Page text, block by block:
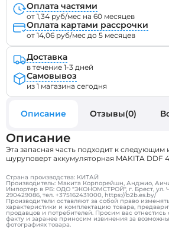
Описание Отзывы(0)
Описание
Эта запасная часть подходит к следующим
шуруповерт аккумуляторная MAKITA DDF
Страна производства: КИТАЙ
Производитель: Макита Корпорейшн, Анджио,
Импортер в РБ: ОДО "ЭКОНОМСТРОЙ", г. Брест, ул.
290429086, тел. +375162431000, https://b2b.es.by/
Производители оставляют за собой право
характеристики и комплектацию товара,
продавцов и потребителей. Просим вас
факту и заранее приносим извинения за
фотографиях товара.
Оплата частями
от 1,34 руб/мес на 60 месяцев
Оплата картами рассрочки
от 14,06 руб/мес до 5 месяцев
Доставка
в течение 1-3 дней
Самовывоз
из 1 магазина сегодня